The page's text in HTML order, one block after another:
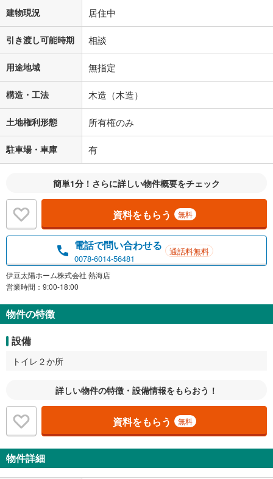
建物現況 居住中
引き渡し可能時期 相談
用途地域 無指定
構造・工法 木造（木造）
土地権利形態 所有権のみ
駐車場・車庫 有
簡単1分！さらに詳しい物件概要をチェック
資料をもらう 無料
電話で問い合わせる
0078-6014-56481
通話料無料
伊豆太陽ホーム株式会社 熱海店
営業時間：9:00-18:00
物件の特徴
設備
トイレ２か所
詳しい物件の特徴・設備情報をもらおう！
資料をもらう 無料
物件詳細